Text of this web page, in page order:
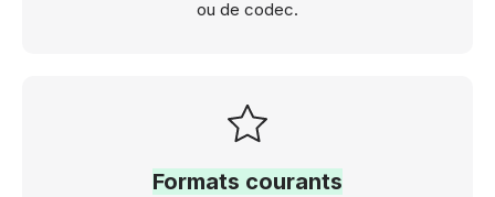
ou de codec.
Formats courants